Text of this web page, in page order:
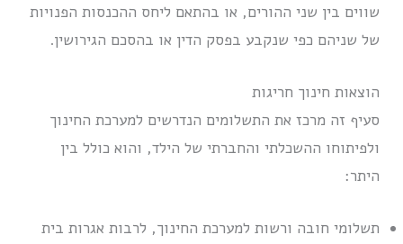
שווים בין שני ההורים, או בהתאם ליחס ההכנסות הפנויות
של שניהם כפי שנקבע בפסק הדין או בהסכם הגירושין.
הוצאות חינוך חריגות
סעיף זה מרכז את התשלומים הנדרשים למערכת החינוך
ולפיתוחו ההשכלתי והחברתי של הילד, והוא כולל בין
היתר:
תשלומי חובה ורשות למערכת החינוך, לרבות אגרות בית